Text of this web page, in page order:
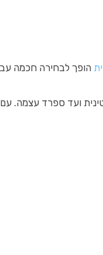
הופך לבחירה חכמה